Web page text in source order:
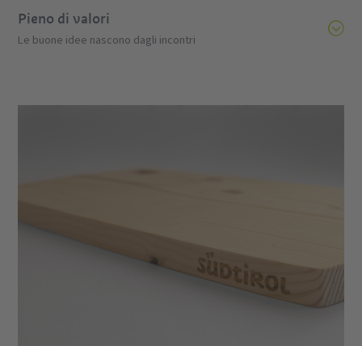
Pieno di valori
Le buone idee nascono dagli incontri